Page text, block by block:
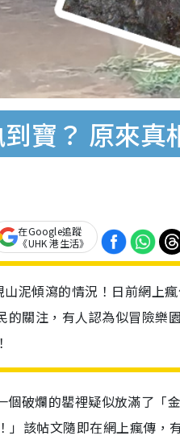
寶？ 原來真
在Google追蹤
《UHK 港生活》
泥傾瀉的情況！日前網上
的關注，有人認為似冒險樂
破爛的罌裡疑似放滿了「金
」該帖文隨即在網上瘋傳，